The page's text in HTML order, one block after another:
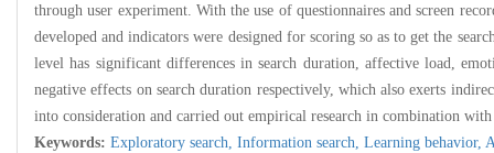
through user experiment. With the use of questionnaires and screen
developed and indicators were designed for scoring so as to get the
level has significant differences in search duration, affective load,
negative effects on search duration respectively, which also exerts
into consideration and carried out empirical research in combination
Keywords: Exploratory search, Information search, Learning behavior,